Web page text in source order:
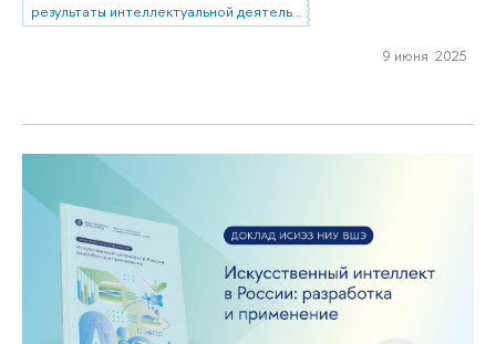
результаты интеллектуальной деятельности
9 июня 2025